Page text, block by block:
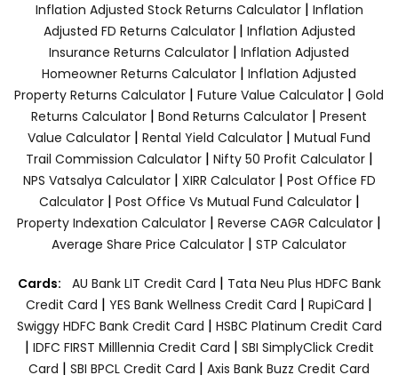
Inflation Adjusted Stock Returns Calculator| Inflation
Adjusted FD Returns Calculator| Inflation Adjusted
Insurance Returns Calculator | Inflation Adjusted
Homeowner Returns Calculator | Inflation Adjusted
Property Returns Calculator | Future Value Calculator | Gold
Returns Calculator | Bond Returns Calculator | Present
Value Calculator | Rental Yield Calculator | Mutual Fund
Trail Commission Calculator| Nifty 50 Profit Calculator|
NPS Vatsalya Calculator| XIRR Calculator| Post Office FD
Calculator| Post Office Vs Mutual Fund Calculator|
Property Indexation Calculator | Reverse CAGR Calculator |
Average Share Price Calculator | STP Calculator
Cards: AU Bank LIT Credit Card | Tata Neu Plus HDFC Bank
Credit Card | YES Bank Wellness Credit Card | RupiCard |
Swiggy HDFC Bank Credit Card | HSBC Platinum Credit Card
| IDFC FIRST Milllennia Credit Card | SBI SimplyClick Credit
Card | SBI BPCL Credit Card | Axis Bank Buzz Credit Card